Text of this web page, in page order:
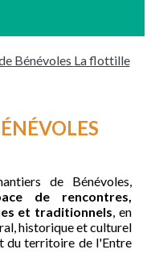
Bénévoles La flottille
de Bénévoles,
de rencontres,
et traditionnels, en
historique et culturel
du territoire de l'Entre